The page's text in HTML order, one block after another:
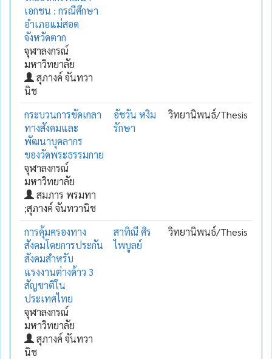
เอกชน : กรณีศึกษา
อำเภอแม่สอด
จังหวัดตาก
จุฬาลงกรณ์
มหาวิทยาลัย
สุภางค์ จันทวา
นิช
กระบวนการขัดเกลา
ทางสังคมและ
พัฒนาบุคลากร
ของวัดพระธรรมกาย
จุฬาลงกรณ์
มหาวิทยาลัย
สมภาร พรมทา
;สุภางค์ จันทวานิช
อัชวัน หงิม
รักษา
วิทยานิพนธ์/Thesis
การคุ้มครองทาง
สังคมโดยการประกัน
สังคมสำหรับ
แรงงานต่างด้าว 3
สัญชาติใน
ประเทศไทย
จุฬาลงกรณ์
มหาวิทยาลัย
สุภางค์ จันทวา
นิช
สาทิณี ศิร
ไพบูลย์
วิทยานิพนธ์/Thesis